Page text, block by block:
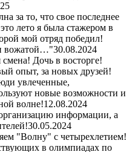
за то, что свое последнее
лето я была стажером в
мой отряд победил!
вожатой…"30.08.2024
Дочь в восторге!
опыт, за новых друзей!
увлеченные,
новые возможности и
волне!12.08.2024
информации, а
30.05.2024
"Волну" с четырехлетием!
в олимпиадах по